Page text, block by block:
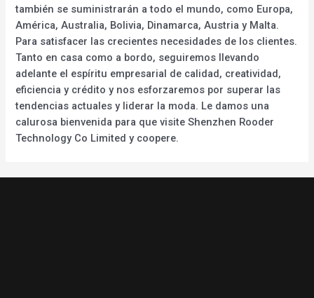
también se suministrarán a todo el mundo, como Europa,
América, Australia, Bolivia, Dinamarca, Austria y Malta.
Para satisfacer las crecientes necesidades de los clientes.
Tanto en casa como a bordo, seguiremos llevando
adelante el espíritu empresarial de calidad, creatividad,
eficiencia y crédito y nos esforzaremos por superar las
tendencias actuales y liderar la moda. Le damos una
calurosa bienvenida para que visite Shenzhen Rooder
Technology Co Limited y coopere.